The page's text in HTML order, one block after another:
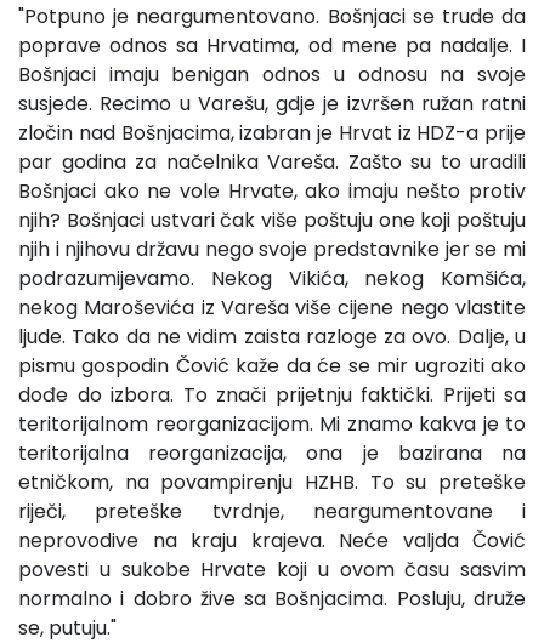
"Potpuno je neargumentovano. Bošnjaci se trude da
poprave odnos sa Hrvatima, od mene pa nadalje. I
Bošnjaci imaju benigan odnos u odnosu na svoje
susjede. Recimo u Varešu, gdje je izvršen ružan ratni
zločin nad Bošnjacima, izabran je Hrvat iz HDZ-a prije
par godina za načelnika Vareša. Zašto su to uradili
Bošnjaci ako ne vole Hrvate, ako imaju nešto protiv
njih? Bošnjaci ustvari čak više poštuju one koji poštuju
njih i njihovu državu nego svoje predstavnike jer se mi
podrazumijevamo. Nekog Vikića, nekog Komšića,
nekog Maroševića iz Vareša više cijene nego vlastite
ljude. Tako da ne vidim zaista razloge za ovo. Dalje, u
pismu gospodin Čović kaže da će se mir ugroziti ako
dođe do izbora. To znači prijetnju faktički. Prijeti sa
teritorijalnom reorganizacijom. Mi znamo kakva je to
teritorijalna reorganizacija, ona je bazirana na
etničkom, na povampirenju HZHB. To su preteške
riječi, preteške tvrdnje, neargumentovane i
neprovodive na kraju krajeva. Neće valjda Čović
povesti u sukobe Hrvate koji u ovom času sasvim
normalno i dobro žive sa Bošnjacima. Posluju, druže
se, putuju."